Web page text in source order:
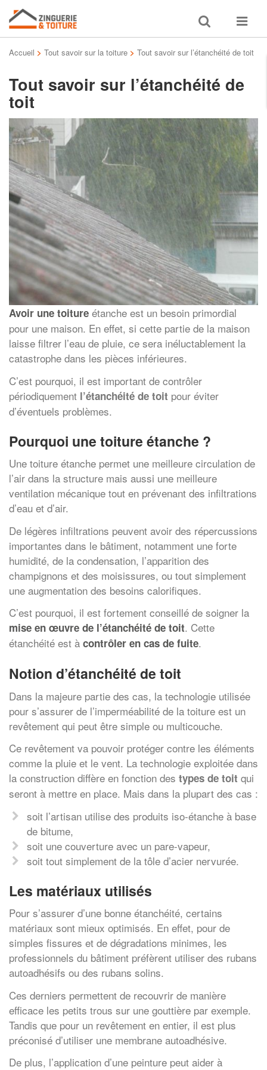
Toggle
search
Toggle
Accueil > Tout savoir sur la toiture > Tout savoir sur l’étanchéité de toit
Tout savoir sur l’étanchéité de
toit
Avoir une toiture étanche est un besoin primordial
pour une maison. En effet, si cette partie de la maison
laisse filtrer l’eau de pluie, ce sera inéluctablement la
catastrophe dans les pièces inférieures.
C’est pourquoi, il est important de contrôler
périodiquement l’étanchéité de toit pour éviter
d’éventuels problèmes.
Pourquoi une toiture étanche ?
Une toiture étanche permet une meilleure circulation de
l’air dans la structure mais aussi une meilleure
ventilation mécanique tout en prévenant des infiltrations
d’eau et d’air.
De légères infiltrations peuvent avoir des répercussions
importantes dans le bâtiment, notamment une forte
humidité, de la condensation, l’apparition des
champignons et des moisissures, ou tout simplement
une augmentation des besoins calorifiques.
C’est pourquoi, il est fortement conseillé de soigner la
mise en œuvre de l’étanchéité de toit. Cette
étanchéité est à contrôler en cas de fuite.
Notion d’étanchéité de toit
Dans la majeure partie des cas, la technologie utilisée
pour s’assurer de l’imperméabilité de la toiture est un
revêtement qui peut être simple ou multicouche.
Ce revêtement va pouvoir protéger contre les éléments
comme la pluie et le vent. La technologie exploitée dans
la construction diffère en fonction des types de toit qui
seront à mettre en place. Mais dans la plupart des cas :
soit l’artisan utilise des produits iso-étanche à base
de bitume,
soit une couverture avec un pare-vapeur,
soit tout simplement de la tôle d’acier nervurée.
Les matériaux utilisés
Pour s’assurer d’une bonne étanchéité, certains
matériaux sont mieux optimisés. En effet, pour de
simples fissures et de dégradations minimes, les
professionnels du bâtiment préfèrent utiliser des rubans
autoadhésifs ou des rubans solins.
Ces derniers permettent de recouvrir de manière
efficace les petits trous sur une gouttière par exemple.
Tandis que pour un revêtement en entier, il est plus
préconisé d’utiliser une membrane autoadhésive.
De plus, l’application d’une peinture peut aider à